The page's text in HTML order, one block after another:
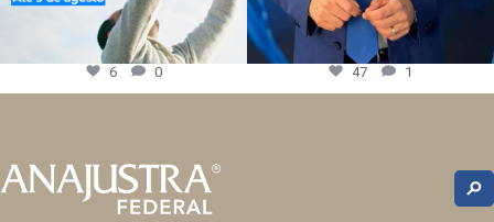
6 0 47 1